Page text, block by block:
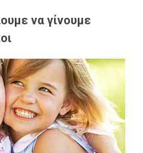
να γίνουμε